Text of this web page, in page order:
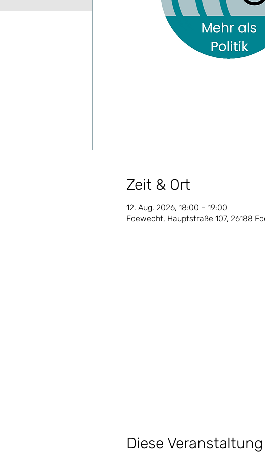
Zeit & Ort
12. Aug. 2026, 18:00 – 19:00
Edewecht, Hauptstraße 107, 26188
Diese